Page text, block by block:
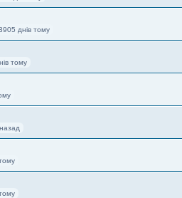
днів тому
тому